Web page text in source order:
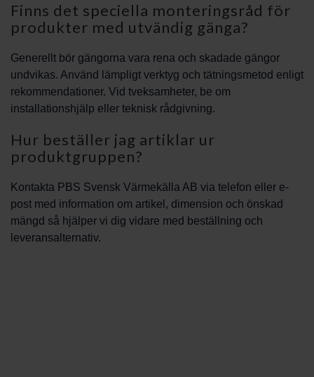
Finns det speciella monteringsråd för
produkter med utvändig gänga?
Generellt bör gängorna vara rena och skadade gängor
undvikas. Använd lämpligt verktyg och tätningsmetod enligt
rekommendationer. Vid tveksamheter, be om
installationshjälp eller teknisk rådgivning.
Hur beställer jag artiklar ur
produktgruppen?
Kontakta PBS Svensk Värmekälla AB via telefon eller e-
post med information om artikel, dimension och önskad
mängd så hjälper vi dig vidare med beställning och
leveransalternativ.